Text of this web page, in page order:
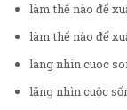
làm thế nào để
làm thế nào để
lang nhin cuoc
lặng nhìn cuộc